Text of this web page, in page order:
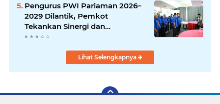
Pengurus PWI Pariaman 2026–
2029 Dilantik, Pemkot
Tekankan Sinergi dan
Profesionalisme Pers
Lihat Selengkapnya